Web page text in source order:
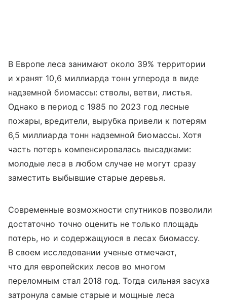
В Европе леса занимают около 39% территории
и хранят 10,6 миллиарда тонн углерода в виде
надземной биомассы: стволы, ветви, листья.
Однако в период с 1985 по 2023 год лесные
пожары, вредители, вырубка привели к потерям
6,5 миллиарда тонн надземной биомассы. Хотя
часть потерь компенсировалась высадками:
молодые леса в любом случае не могут сразу
заместить выбывшие старые деревья.
Современные возможности спутников позволили
достаточно точно оценить не только площадь
потерь, но и содержащуюся в лесах биомассу.
В своем исследовании ученые отмечают,
что для европейских лесов во многом
переломным стал 2018 год. Тогда сильная засуха
затронула самые старые и мощные леса